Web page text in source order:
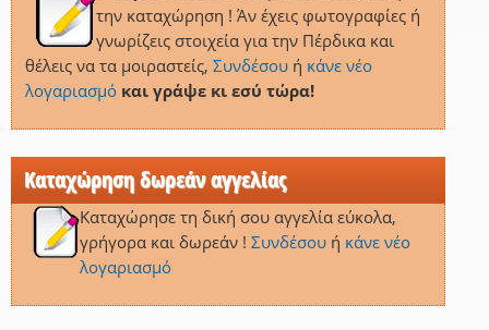
την καταχώρηση ! Άν έχεις φωτογραφίες ή
γνωρίζεις στοιχεία για την Πέρδικα και
θέλεις να τα μοιραστείς, Συνδέσουή κάνε νέο
λογαριασμό και γράψε κι εσύ τώρα!
Καταχώρηση δωρεάν αγγελίας
Καταχώρησε τη δική σου αγγελία εύκολα,
γρήγορα και δωρεάν ! Συνδέσουή κάνε νέο
λογαριασμό